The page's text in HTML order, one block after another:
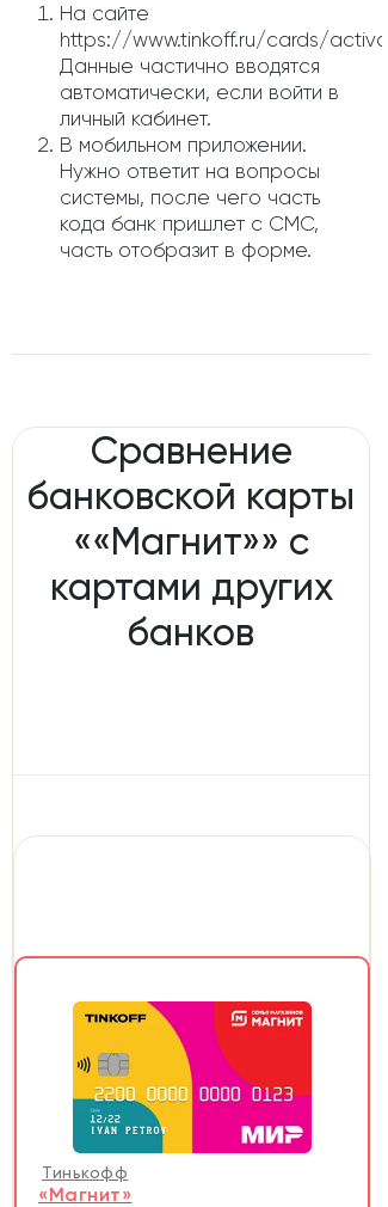
На сайте
https://www.tinkoff.ru/cards/
Данные частично вводятся
автоматически, если войти в
личный кабинет.
В мобильном приложении.
Нужно ответит на вопросы
системы, после чего часть
кода банк пришлет с СМС,
часть отобразит в форме.
Сравнение
банковской карты
««Магнит»» с
картами других
банков
Тинькофф
«Магнит»